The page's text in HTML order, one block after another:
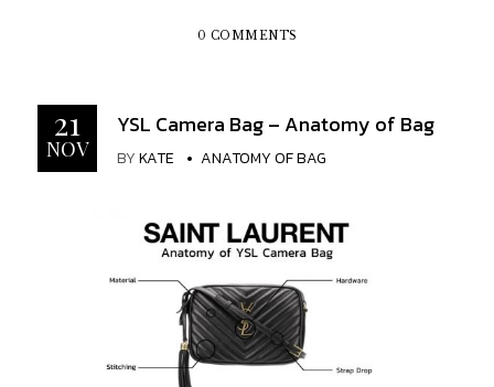
ตกแต่งด้วยฮาร์ดแวร์โทนสีทองเพื่อสื่อถึงความหรูหรา
ดีไซน์เรียบง่าย หรูหรา ที่เต็มไปด้วยเอกลักษณ์ของ
แบรนด์ และแน่นอนว่าเป็นที่น่าเสียดายถ้าหากคุณพลาด
ที่จะเป็นเจ้าของกระเป๋าใบนี้
0 COMMENTS
21
NOV
YSL Camera Bag – Anatomy of Bag
BYKATE ANATOMY OF BAG